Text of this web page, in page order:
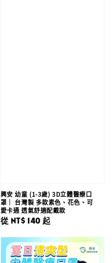
興安 幼童 (1-3歲) 3D立體醫療口
罩｜ 台灣製 多款素色、花色、可
愛卡通 透氣舒適配戴款
Regular
從 NT$ 140起